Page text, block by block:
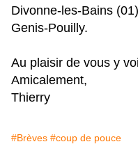
Divonne-les-Bains
Genis-Pouilly.
Au plaisir de vous y
Amicalement,
Thierry
#Brèves #coup de pouce